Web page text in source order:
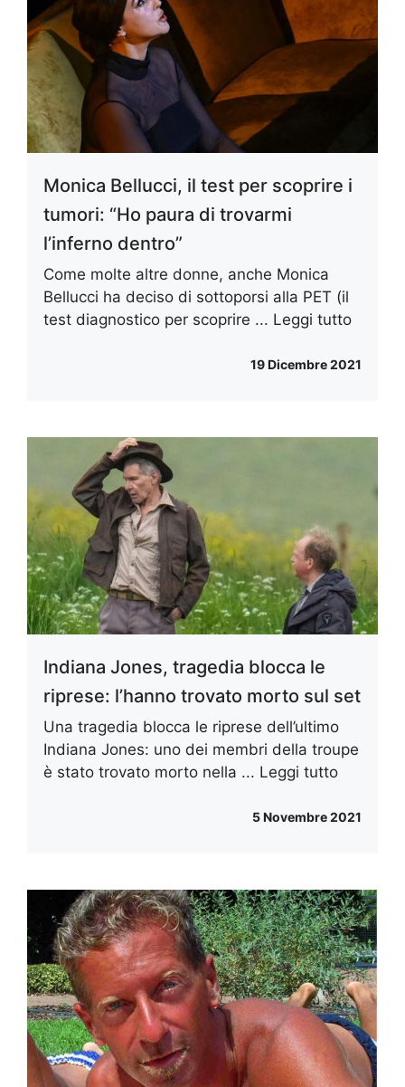
Monica Bellucci, il test per scoprire i
tumori: “Ho paura di trovarmi
l’inferno dentro”
Come molte altre donne, anche Monica
Bellucci ha deciso di sottoporsi alla PET (il
test diagnostico per scoprire ... Leggi tutto
19 Dicembre 2021
Indiana Jones, tragedia blocca le
riprese: l’hanno trovato morto sul set
Una tragedia blocca le riprese dell’ultimo
Indiana Jones: uno dei membri della troupe
è stato trovato morto nella ... Leggi tutto
5 Novembre 2021